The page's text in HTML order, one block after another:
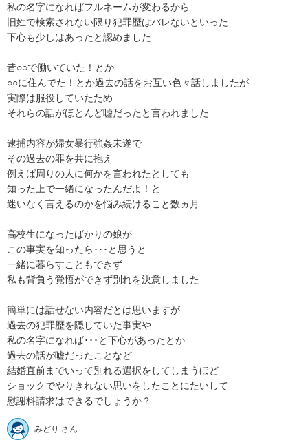
私の名字になればフルネームが変わるから
旧姓で検索されない限り犯罪歴はバレないといった
下心も少しはあったと認めました
昔○○で働いていた！とか
○○に住んでた！とか過去の話をお互い色々話しましたが
実際は服役していたため
それらの話がほとんど嘘だったと言われました
逮捕内容が婦女暴行強姦未遂で
その過去の罪を共に抱え
例えば周りの人に何かを言われたとしても
知った上で一緒になったんだよ！と
迷いなく言えるのかを悩み続けること数ヵ月
高校生になったばかりの娘が
この事実を知ったら･･･と思うと
一緒に暮らすこともできず
私も背負う覚悟ができず別れを決意しました
簡単には話せない内容だとは思いますが
過去の犯罪歴を隠していた事実や
私の名字になれば･･･と下心があったとか
過去の話が嘘だったことなど
結婚直前までいって別れる選択をしてしまうほど
ショックでやりきれない思いをしたことにたいして
慰謝料請求はできるでしょうか？
みどり さん